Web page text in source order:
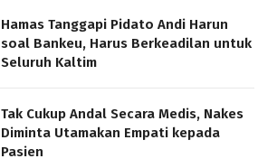
Hamas Tanggapi Pidato Andi Harun
soal Bankeu, Harus Berkeadilan untuk
Seluruh Kaltim
Tak Cukup Andal Secara Medis, Nakes
Diminta Utamakan Empati kepada
Pasien